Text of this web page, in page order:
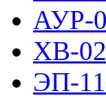
АУР-
ХВ-
ЭП-